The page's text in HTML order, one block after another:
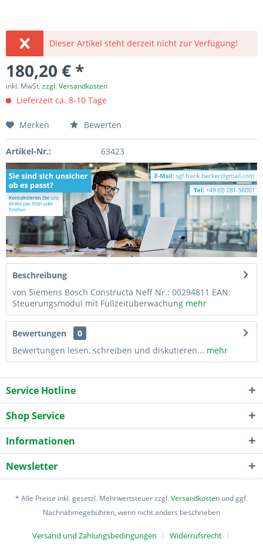
Dieser Artikel steht derzeit nicht zur Verfügung!
180,20 € *
inkl. MwSt.zzgl. Versandkosten
Lieferzeit ca. 8-10 Tage
Merken Bewerten
Artikel-Nr.: 63423
Beschreibung
von Siemens Bosch Constructa Neff Nr.: 00294811 EAN:
Steuerungsmodul mit Füllzeitüberwachung mehr
Bewertungen
0
Bewertungen lesen, schreiben und diskutieren... mehr
Service Hotline
Shop Service
Informationen
Newsletter
* Alle Preise inkl. gesetzl. Mehrwertsteuer zzgl.Versandkosten und ggf.
Nachnahmegebühren, wenn nicht anders beschrieben
Versand und Zahlungsbedingungen Widerrufsrecht